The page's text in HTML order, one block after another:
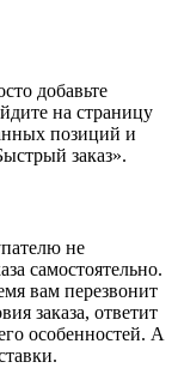
добавьте
на страницу
позиций и
заказ».
не
самостоятельно.
вам перезвонит
заказа, ответит
особенностей. А